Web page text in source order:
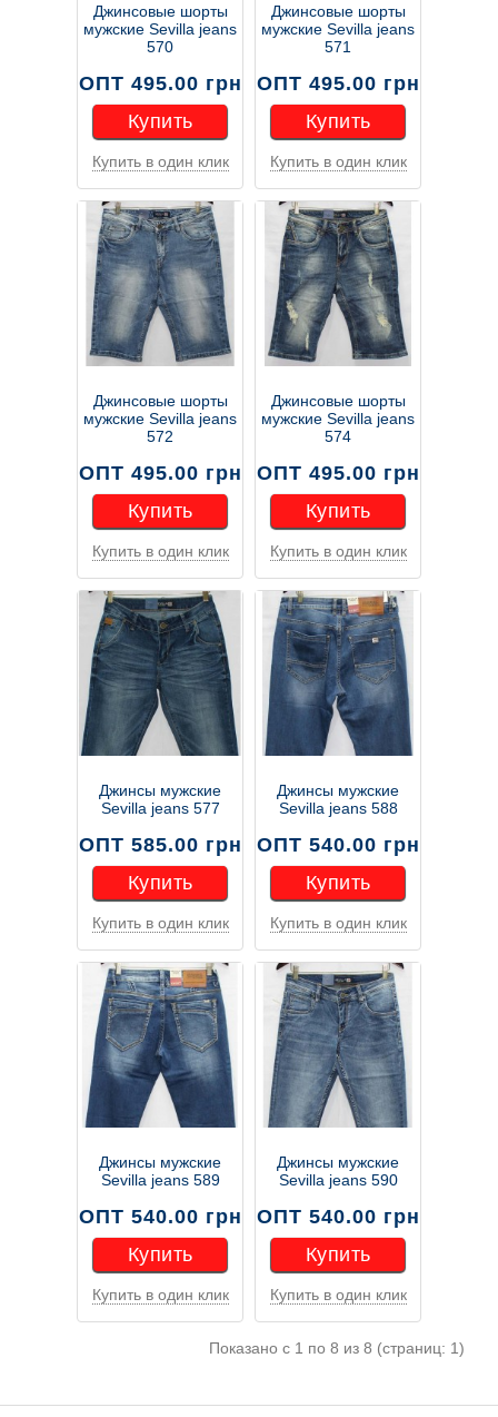
Джинсовые шорты
мужские Sevilla jeans
570
ОПТ 495.00 грн
Купить
Купить
Купить в один клик
Джинсовые шорты
мужские Sevilla jeans
571
ОПТ 495.00 грн
Купить
Купить
Купить в один клик
Джинсовые шорты
мужские Sevilla jeans
572
ОПТ 495.00 грн
Купить
Купить
Купить в один клик
Джинсовые шорты
мужские Sevilla jeans
574
ОПТ 495.00 грн
Купить
Купить
Купить в один клик
Джинсы мужские
Sevilla jeans 577
ОПТ 585.00 грн
Купить
Купить
Купить в один клик
Джинсы мужские
Sevilla jeans 588
ОПТ 540.00 грн
Купить
Купить
Купить в один клик
Джинсы мужские
Sevilla jeans 589
ОПТ 540.00 грн
Купить
Купить
Купить в один клик
Джинсы мужские
Sevilla jeans 590
ОПТ 540.00 грн
Купить
Купить
Купить в один клик
Показано с 1 по 8 из 8 (страниц: 1)